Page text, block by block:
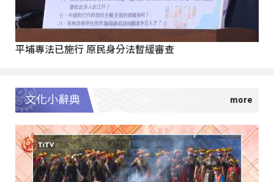
平埔專法已施行 原民身分法暫緩審查
文化小辭典